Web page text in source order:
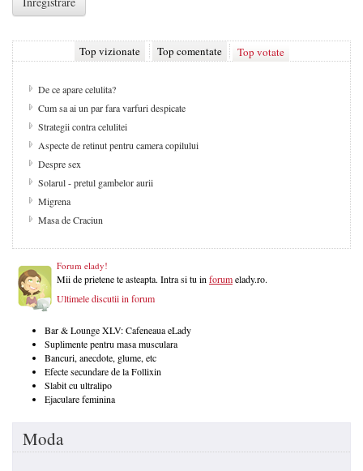
Top vizionate Top comentate Top votate
De ce apare celulita?
Cum sa ai un par fara varfuri despicate
Strategii contra celulitei
Aspecte de retinut pentru camera copilului
Despre sex
Solarul - pretul gambelor aurii
Migrena
Masa de Craciun
Forum elady!
Mii de prietene te asteapta. Intra si tu in forumelady.ro.
Ultimele discutii in forum
Bar & Lounge XLV: Cafeneaua eLady
Suplimente pentru masa musculara
Bancuri, anecdote, glume, etc
Efecte secundare de la Follixin
Slabit cu ultralipo
Ejaculare feminina
Moda